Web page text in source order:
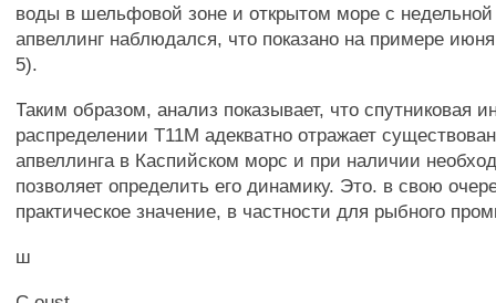
воды в шельфовой зоне и открытом море с недельной
апвеллинг наблюдался, что показано на примере июня
5).
Таким образом, анализ показывает, что спутниковая
распределении Т11М адекватно отражает
апвеллинга в Каспийском морс и при наличии
позволяет определить его динамику. Это. в свою
практическое значение, в частности для рыбного
ш